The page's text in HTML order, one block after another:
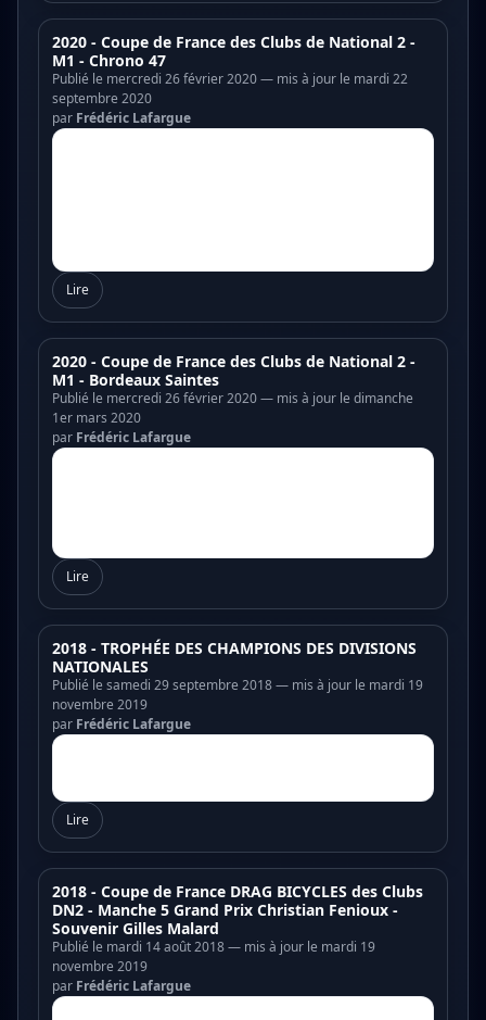
2020 - Coupe de France des Clubs de National 2 -
M1 - Chrono 47
Publié le mercredi 26 février 2020 — mis à jour le mardi 22
septembre 2020
par Frédéric Lafargue
Lire
2020 - Coupe de France des Clubs de National 2 -
M1 - Bordeaux Saintes
Publié le mercredi 26 février 2020 — mis à jour le dimanche
1er mars 2020
par Frédéric Lafargue
Lire
2018 - TROPHÉE DES CHAMPIONS DES DIVISIONS
NATIONALES
Publié le samedi 29 septembre 2018 — mis à jour le mardi 19
novembre 2019
par Frédéric Lafargue
Lire
2018 - Coupe de France DRAG BICYCLES des Clubs
DN2 - Manche 5 Grand Prix Christian Fenioux -
Souvenir Gilles Malard
Publié le mardi 14 août 2018 — mis à jour le mardi 19
novembre 2019
par Frédéric Lafargue